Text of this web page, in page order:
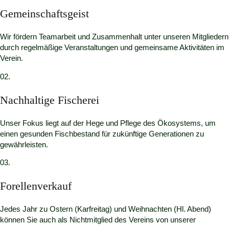
Gemeinschaftsgeist
Wir fördern Teamarbeit und Zusammenhalt unter unseren Mitgliedern
durch regelmäßige Veranstaltungen und gemeinsame Aktivitäten im
Verein.
02.
Nachhaltige Fischerei
Unser Fokus liegt auf der Hege und Pflege des Ökosystems, um
einen gesunden Fischbestand für zukünftige Generationen zu
gewährleisten.
03.
Forellenverkauf
Jedes Jahr zu Ostern (Karfreitag) und Weihnachten (Hl. Abend)
können Sie auch als Nichtmitglied des Vereins von unserer